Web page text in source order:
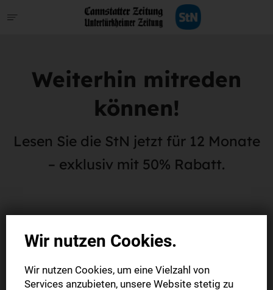
Weiterhin mitreden
können!
Lesen Sie die StN jetzt für 12 Monate
– exklusiv mit 50% Rabatt.
Wir nutzen Cookies.
Wir nutzen Cookies, um eine Vielzahl von
Services anzubieten, unsere Website stetig zu